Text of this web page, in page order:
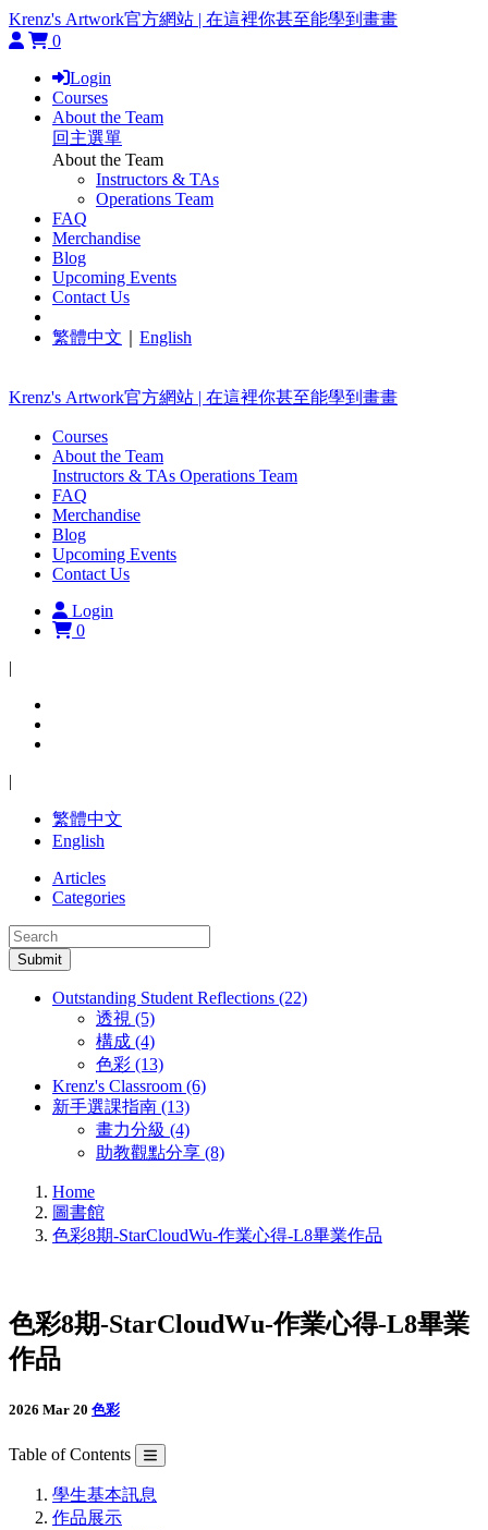
Krenz's Artwork官方網站 | 在這裡你甚至能學到畫畫
0
Login
Courses
About the Team
回主選單
About the Team
Instructors & TAs
Operations Team
FAQ
Merchandise
Blog
Upcoming Events
Contact Us
繁體中文 English
Krenz's Artwork官方網站 | 在這裡你甚至能學到畫畫
Courses
About the Team
Instructors & TAs Operations Team
FAQ
Merchandise
Blog
Upcoming Events
Contact Us
Login
0
|
|
繁體中文
English
Articles
Categories
Submit
Outstanding Student Reflections (22)
透視 (5)
構成 (4)
色彩 (13)
Krenz's Classroom (6)
新手選課指南 (13)
畫力分級 (4)
助教觀點分享 (8)
Home
圖書館
色彩8期-StarCloudWu-作業心得-L8畢業作品
色彩8期-StarCloudWu-作業心得-L8畢業
作品
2026 Mar 20 色彩
Table of Contents
學生基本訊息
作品展示